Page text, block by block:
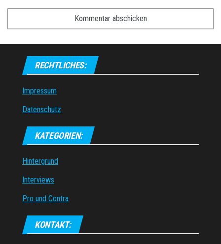
RECHTLICHES:
Impressum
Datenschutz
KATEGORIEN:
Hintergrund
Interviews
Pro und Contra
KONTAKT: